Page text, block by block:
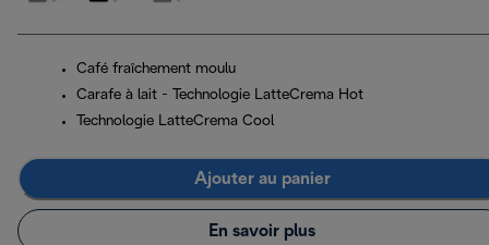
Café fraîchement moulu
Carafe à lait - Technologie LatteCrema Hot
Technologie LatteCrema Cool
Ajouter au panier
En savoir plus